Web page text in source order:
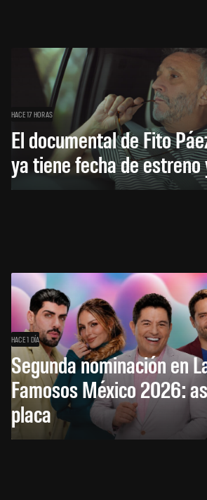
HACE 17 HORAS
El documental de Fito
ya tiene fecha de
HACE 1 DÍA
Segunda nominación en
Famosos México 2026:
placa